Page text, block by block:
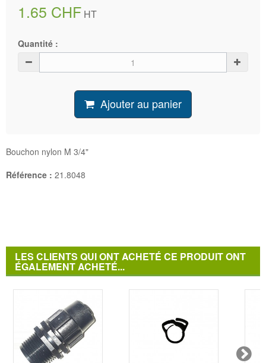
1.65 CHF HT
Quantité :
Ajouter au panier
Bouchon nylon M 3/4"
Référence : 21.8048
LES CLIENTS QUI ONT ACHETÉ CE PRODUIT ONT
ÉGALEMENT ACHETÉ...